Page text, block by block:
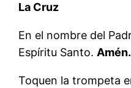
La Cruz
En el nombre del
Espíritu Santo.Amén.
Toquen la trompeta